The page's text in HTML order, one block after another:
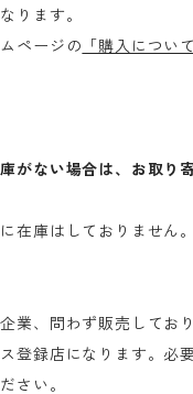
ります。
ページの 「購入について
がない場合は、お取り
在庫はしておりません。
業、問わず販売しており
登録店になります。必
さい。